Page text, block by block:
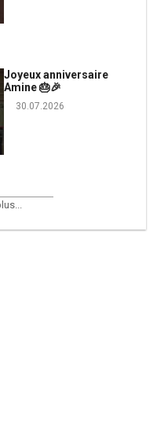
Joyeux anniversaire
Amine 🎂🎉
30.07.2026